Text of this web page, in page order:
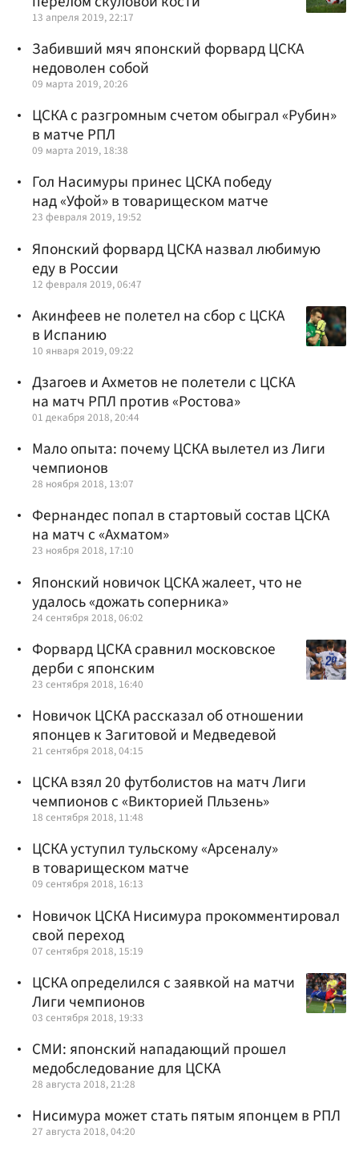
13 апреля 2019, 22:17
Забивший мяч японский форвард ЦСКА
недоволен собой
09 марта 2019, 20:26
ЦСКА с разгромным счетом обыграл «Рубин»
в матче РПЛ
09 марта 2019, 18:38
Гол Насимуры принес ЦСКА победу
над «Уфой» в товарищеском матче
23 февраля 2019, 19:52
Японский форвард ЦСКА назвал любимую
еду в России
12 февраля 2019, 06:47
Акинфеев не полетел на сбор с ЦСКА
в Испанию
10 января 2019, 09:22
Дзагоев и Ахметов не полетели с ЦСКА
на матч РПЛ против «Ростова»
01 декабря 2018, 20:44
Мало опыта: почему ЦСКА вылетел из Лиги
чемпионов
28 ноября 2018, 13:07
Фернандес попал в стартовый состав ЦСКА
на матч с «Ахматом»
23 ноября 2018, 17:10
Японский новичок ЦСКА жалеет, что не
удалось «дожать соперника»
24 сентября 2018, 06:02
Форвард ЦСКА сравнил московское
дерби с японским
23 сентября 2018, 16:40
Новичок ЦСКА рассказал об отношении
японцев к Загитовой и Медведевой
21 сентября 2018, 04:15
ЦСКА взял 20 футболистов на матч Лиги
чемпионов с «Викторией Пльзень»
18 сентября 2018, 11:48
ЦСКА уступил тульскому «Арсеналу»
в товарищеском матче
09 сентября 2018, 16:13
Новичок ЦСКА Нисимура прокомментировал
свой переход
07 сентября 2018, 15:19
ЦСКА определился с заявкой на матчи
Лиги чемпионов
03 сентября 2018, 19:33
СМИ: японский нападающий прошел
медобследование для ЦСКА
28 августа 2018, 21:28
Нисимура может стать пятым японцем в РПЛ
27 августа 2018, 04:20